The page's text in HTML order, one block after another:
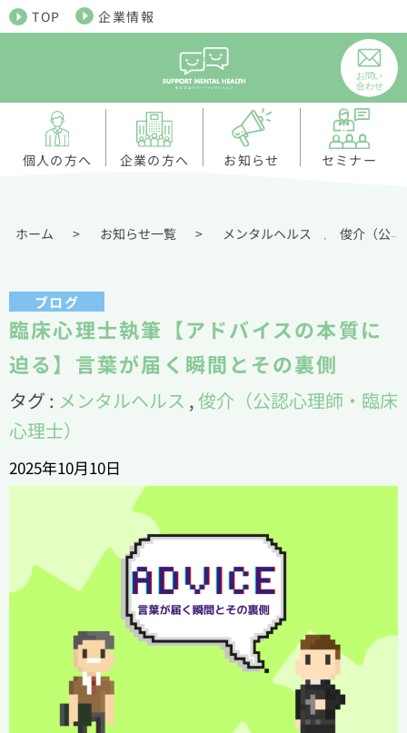
TOP 企業情報
個人の方へ 企業の方へ お知らせ セミナー
ホーム > お知らせ一覧 > メンタルヘルス , 俊介（公認心理師・臨床心理士）
ブログ
臨床心理士執筆【アドバイスの本質に
迫る】言葉が届く瞬間とその裏側
タグ : メンタルヘルス ,俊介（公認心理師・臨床
心理士）
2025年10月10日